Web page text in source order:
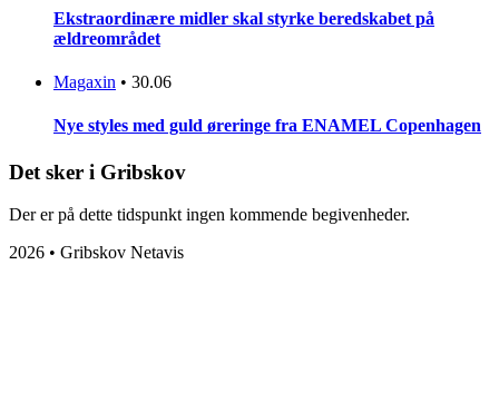
Ekstraordinære midler skal styrke beredskabet på
ældreområdet
Magaxin • 30.06
Nye styles med guld øreringe fra ENAMEL Copenhagen
Det sker i Gribskov
Der er på dette tidspunkt ingen kommende begivenheder.
2026 • Gribskov Netavis